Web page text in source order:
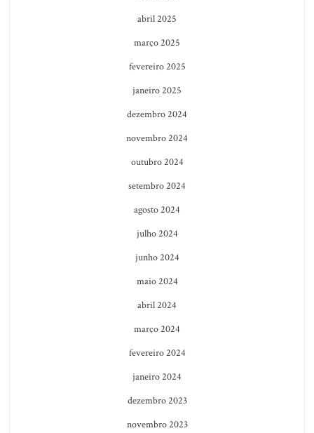
abril 2025
março 2025
fevereiro 2025
janeiro 2025
dezembro 2024
novembro 2024
outubro 2024
setembro 2024
agosto 2024
julho 2024
junho 2024
maio 2024
abril 2024
março 2024
fevereiro 2024
janeiro 2024
dezembro 2023
novembro 2023